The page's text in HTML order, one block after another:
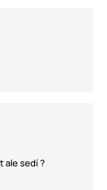
ale sedí ?